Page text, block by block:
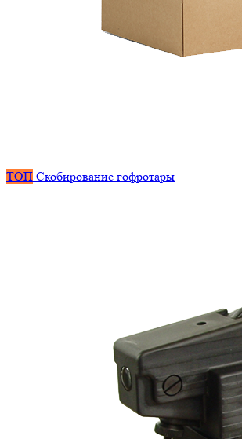
ТОП Скобирование гофротары